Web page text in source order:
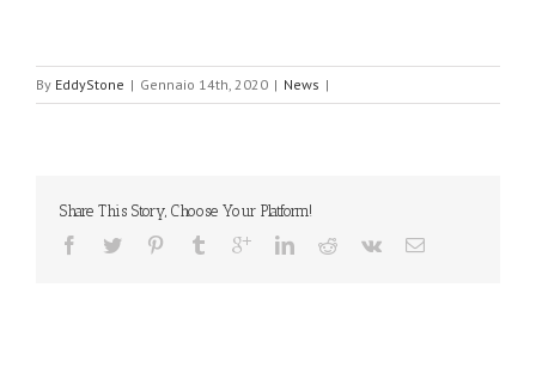
By EddyStone | Gennaio 14th, 2020 | News |
Share This Story, Choose Your Platform!